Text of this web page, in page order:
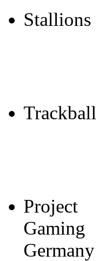
Stallions
Trackball
Project
Gaming
Germany